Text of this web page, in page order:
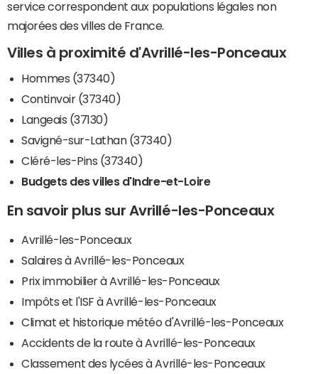
service correspondent aux populations légales non
majorées des villes de France.
Villes à proximité d'Avrillé-les-Ponceaux
Hommes (37340)
Continvoir (37340)
Langeais (37130)
Savigné-sur-Lathan (37340)
Cléré-les-Pins (37340)
Budgets des villes d'Indre-et-Loire
En savoir plus sur Avrillé-les-Ponceaux
Avrillé-les-Ponceaux
Salaires à Avrillé-les-Ponceaux
Prix immobilier à Avrillé-les-Ponceaux
Impôts et l'ISF à Avrillé-les-Ponceaux
Climat et historique météo d'Avrillé-les-Ponceaux
Accidents de la route à Avrillé-les-Ponceaux
Classement des lycées à Avrillé-les-Ponceaux